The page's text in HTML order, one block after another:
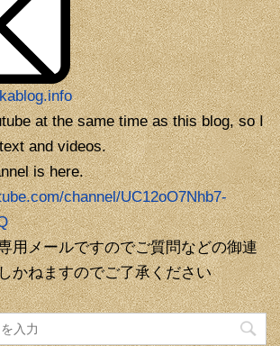
at the same time as this blog, so I
and videos.
is here.
channel/UC12oO7Nhb7-
用メールですのでご質問などの御連
かねますのでご了承ください